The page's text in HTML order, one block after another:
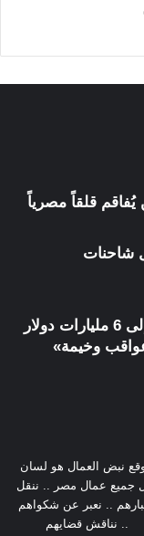
قلقاً مصرياً
شاحنات
«النواب» الأميركي لمنع وصول إيران إلى 6 مليارات دولار
وخيمة»
نبض العمال هو لسان
جميع عمال مصر .. ننقل
.. نعبر عن شكواهم
.. نناقش قضايهم